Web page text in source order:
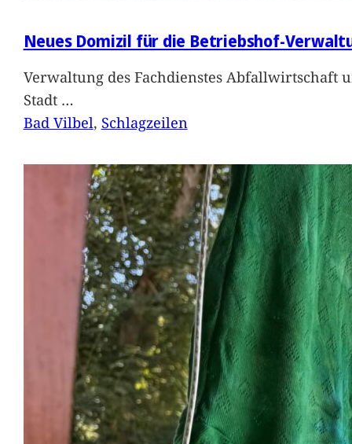
Neues Domizil für die Betriebshof-
Verwaltung des Fachdienstes Abfallwirtschaft
Stadt …
Bad Vilbel, Schlagzeilen